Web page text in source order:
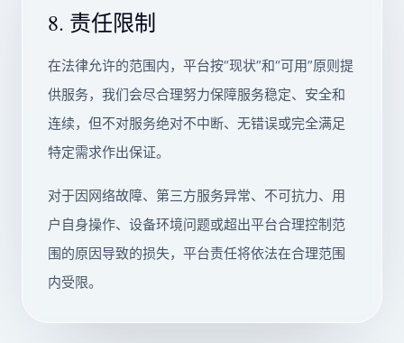
8. 责任限制
在法律允许的范围内，平台按“现状”和“可用”原则提
供服务，我们会尽合理努力保障服务稳定、安全和
连续，但不对服务绝对不中断、无错误或完全满足
特定需求作出保证。
对于因网络故障、第三方服务异常、不可抗力、用
户自身操作、设备环境问题或超出平台合理控制范
围的原因导致的损失，平台责任将依法在合理范围
内受限。